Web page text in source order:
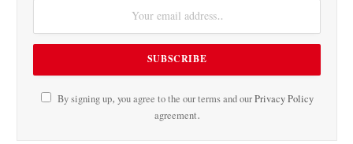
By signing up, you agree to the our terms and ourPrivacy Policy
agreement.